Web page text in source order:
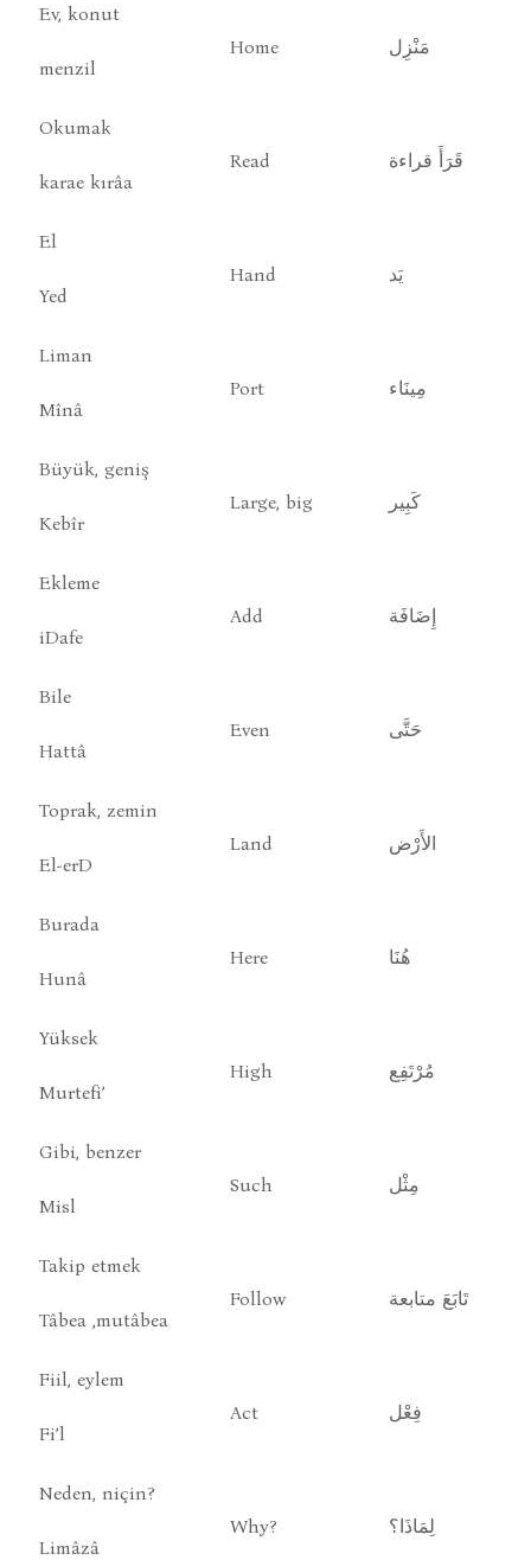
Ev, konut
menzil
Home مَنْزِل
Okumak
karae kırâa
Read قَرَأَ قراءة
El
Yed
Hand يَد
Liman
Mînâ
Port مِينَاء
Büyük, geniş
Kebîr
Large, big كَبِير
Ekleme
iDafe
Add إِضَافَة
Bile
Hattâ
Even حَتَّى
Toprak, zemin
El-erD
Land الأَرْض
Burada
Hunâ
Here هُنَا
Yüksek
Murtefi’
High مُرْتَفِع
Gibi, benzer
Misl
Such مِثْل
Takip etmek
Tâbea ,mutâbea
Follow تَابَعَ متابعة
Fiil, eylem
Fi’l
Act فِعْل
Neden, niçin?
Limâzâ
Why? لِمَاذَا؟